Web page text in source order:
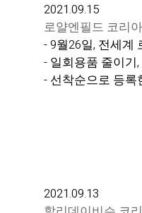
2021.09.15
로얄엔필드 코리
- 9월26일, 전세계
- 일회용품 줄이기
- 선착순으로 등록
2021.09.13